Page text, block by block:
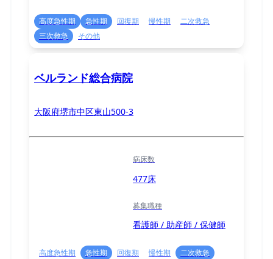
高度急性期 急性期 回復期 慢性期
二次救急
三次救急
その他
ベルランド総合病院
大阪府堺市中区東山500-3
病床数
477床
募集職種
看護師 / 助産師 / 保健師
高度急性期 急性期 回復期 慢性期
二次救急